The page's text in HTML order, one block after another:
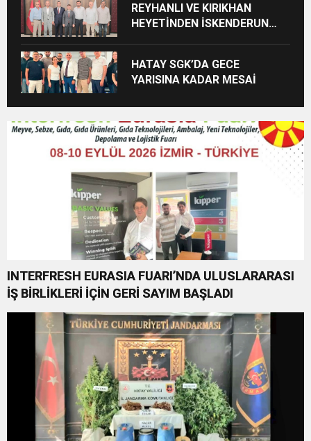
REYHANLI VE KIRIKHAN
HEYETİNDEN İSKENDERUN
HATAY SGK’DA GECE
YARISINA KADAR MESAİ
INTERFRESH EURASIA FUARI’NDA ULUSLARARASI
İŞ BİRLİKLERİ İÇİN GERİ SAYIM BAŞLADI